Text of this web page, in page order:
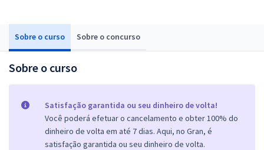
Sobre o curso Sobre o concurso
Sobre o curso
Satisfação garantida ou seu dinheiro de volta!
Você poderá efetuar o cancelamento e obter 100% do
dinheiro de volta em até 7 dias. Aqui, no Gran, é
satisfação garantida ou seu dinheiro de volta.